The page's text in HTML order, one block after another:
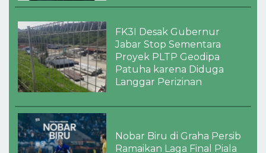
FK3I Desak Gubernur
Jabar Stop Sementara
Proyek PLTP Geodipa
Patuha karena Diduga
Langgar Perizinan
Nobar Biru di Graha Persib
Ramaikan Laga Final Piala